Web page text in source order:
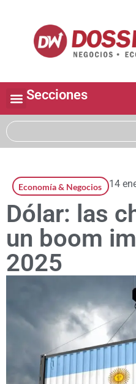
Secciones
Economía & Negocios 14
Dólar: las
un boom
2025